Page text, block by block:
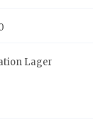
Lager